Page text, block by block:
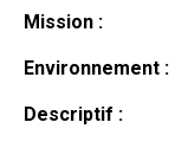
Mission :
Environnement :
Descriptif :